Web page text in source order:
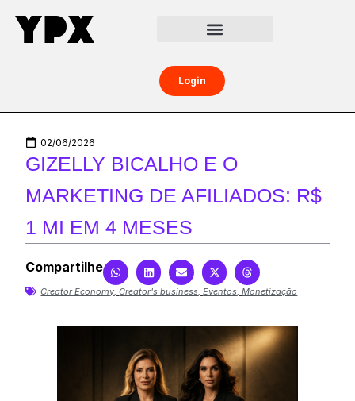
Login
02/06/2026
GIZELLY BICALHO E O
MARKETING DE AFILIADOS: R$
1 MI EM 4 MESES
Compartilhe
Creator Economy ,Creator's business ,Eventos ,Monetização